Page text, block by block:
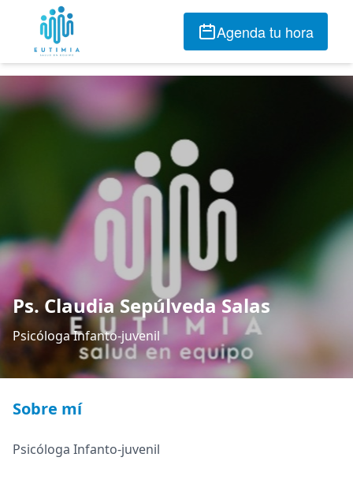
Agenda tu hora
Ps. Claudia Sepúlveda Salas
Psicóloga Infanto-juvenil
Sobre mí
Psicóloga Infanto-juvenil